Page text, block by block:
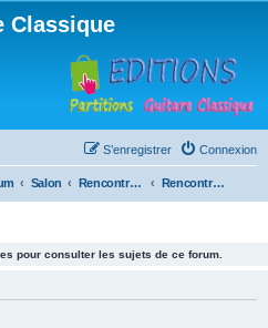
Classique
Connexion
S’enregistrer
Salon Rencontres musicales Rencontres Souillac
pour consulter les sujets de ce forum.